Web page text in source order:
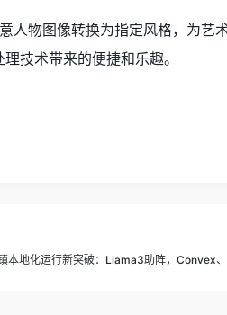
物图像转换为指定风格，为艺
技术带来的便捷和乐趣。
本地化运行新突破：Llama3助阵，Convex